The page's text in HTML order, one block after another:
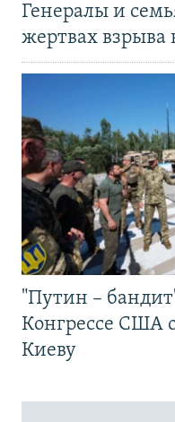
Генералы и
жертвах взрыва
"Путин –
Конгрессе США
Киеву